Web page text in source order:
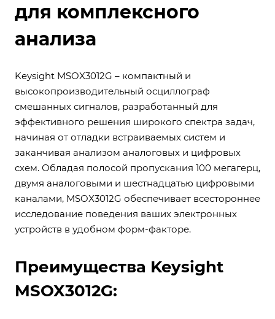
для комплексного
анализа
Keysight MSOX3012G – компактный и
высокопроизводительный осциллограф
смешанных сигналов, разработанный для
эффективного решения широкого спектра задач,
начиная от отладки встраиваемых систем и
заканчивая анализом аналоговых и цифровых
схем. Обладая полосой пропускания 100 мегагерц,
двумя аналоговыми и шестнадцатью цифровыми
каналами, MSOX3012G обеспечивает всестороннее
исследование поведения ваших электронных
устройств в удобном форм-факторе.
Преимущества Keysight
MSOX3012G: